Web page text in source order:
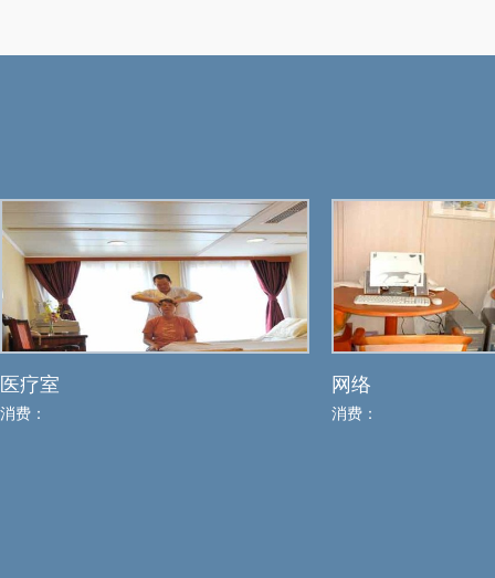
医疗室
消费：
网络
消费：